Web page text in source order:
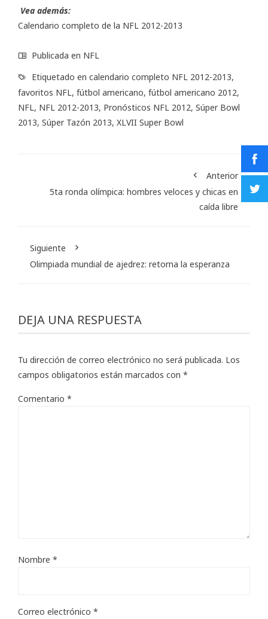
Vea además:
Calendario completo de la NFL 2012-2013
Publicada en NFL
Etiquetado en calendario completo NFL 2012-2013,
favoritos NFL, fútbol americano, fútbol americano 2012,
NFL, NFL 2012-2013, Pronósticos NFL 2012, Súper Bowl
2013, Súper Tazón 2013, XLVII Super Bowl
Anterior
5ta ronda olímpica: hombres veloces y chicas en
caída libre
Siguiente
Olimpiada mundial de ajedrez: retorna la esperanza
DEJA UNA RESPUESTA
Tu dirección de correo electrónico no será publicada. Los
campos obligatorios están marcados con *
Comentario *
Nombre *
Correo electrónico *